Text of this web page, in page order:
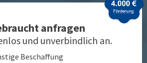
anfragen
und unverbindlich an.
Beschaffung